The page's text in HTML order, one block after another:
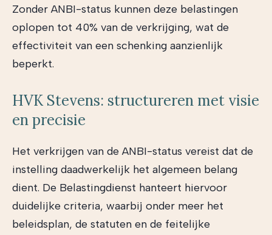
Zonder ANBI-status kunnen deze belastingen
oplopen tot 40% van de verkrijging, wat de
effectiviteit van een schenking aanzienlijk
beperkt.
HVK Stevens: structureren met visie
en precisie
Het verkrijgen van de ANBI-status vereist dat de
instelling daadwerkelijk het algemeen belang
dient. De Belastingdienst hanteert hiervoor
duidelijke criteria, waarbij onder meer het
beleidsplan, de statuten en de feitelijke